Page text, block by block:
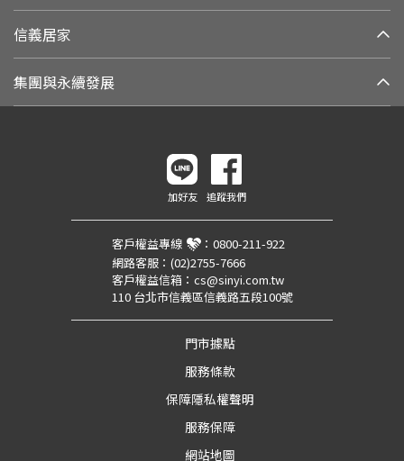
信義居家
集團與永續發展
加好友 追蹤我們
客戶權益專線 ： 0800-211-922
網路客服： (02)2755-7666
客戶權益信箱： cs@sinyi.com.tw
110 台北市信義區信義路五段100號
門市據點
服務條款
保障隱私權聲明
服務保障
網站地圖